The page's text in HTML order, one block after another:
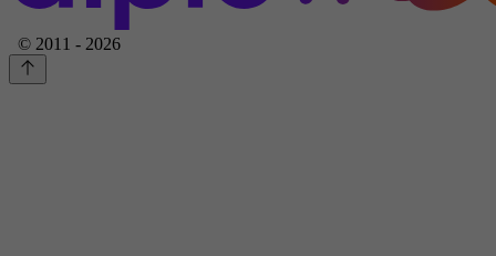
© 2011 - 2026